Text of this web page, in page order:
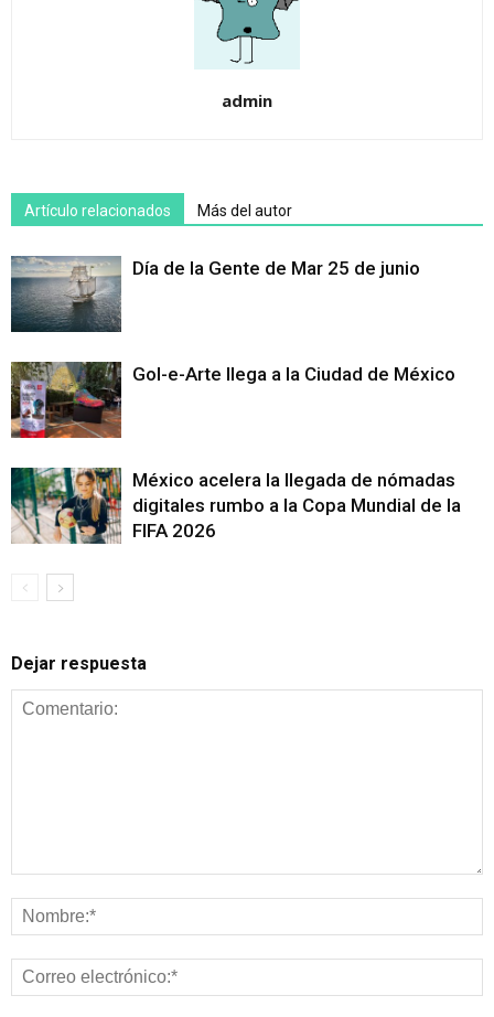
admin
Artículo relacionados Más del autor
Día de la Gente de Mar 25 de junio
Gol-e-Arte llega a la Ciudad de México
México acelera la llegada de nómadas
digitales rumbo a la Copa Mundial de la
FIFA 2026
Dejar respuesta